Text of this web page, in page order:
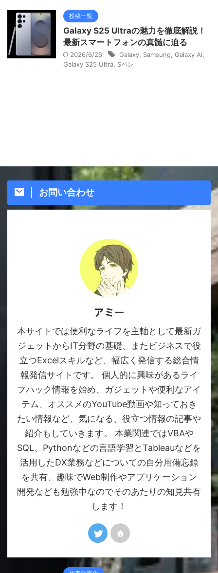
投稿一覧
Galaxy S25 Ultraの魅力を徹底解説！
最新スマートフォンの真髄に迫る
2026/6/26 Galaxy Samsung Galaxy Ai
Galaxy S25 Ultra Sペン
お問い合わせ
アミー
本サイトでは便利なライフを主軸として最新ガ
ジェットからIT分野の基礎、またビジネスで役
立つExcelスキルなど、幅広く発信する総合情
報発信サイトです。 個人的に興味があるライ
フハック情報を始め、ガジェットや便利なアイ
テム、オススメのYouTube動画や知っておき
たい情報など、気になる、役立つ情報の記事や
紹介もしていきます。 本業関連ではVBAや
SQL、Pythonなどの言語学習とTableauなどを
活用したDX業務などについての自分用備忘録
を共有、趣味でWeb制作やアプリケーション
開発なども勉強中なのでそのあたりの知見共有
します！